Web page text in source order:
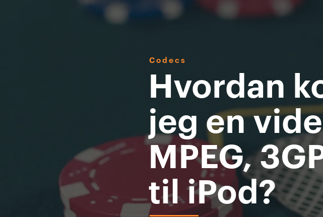
Codecs
Hvordan
jeg en
MPEG,
til iPod?